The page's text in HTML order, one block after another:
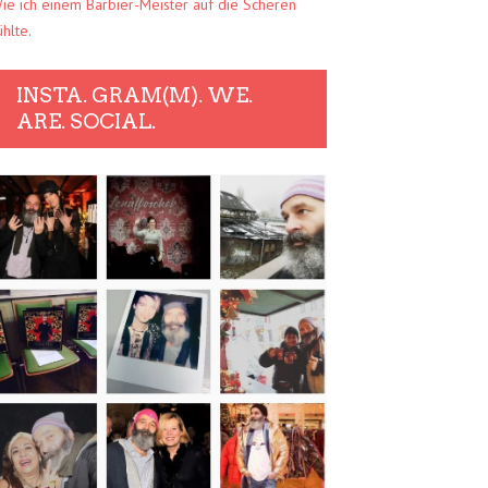
ich einem Barbier-Meister auf die Scheren
INSTA. GRAM(M). WE.
ARE. SOCIAL.